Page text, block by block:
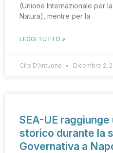
(Unione Internazionale per
Natura), mentre per la
LEGGI TUTTO »
Ciro D'Antuono Dicembre 2,
SEA-UE
storico durante la
Governativa a